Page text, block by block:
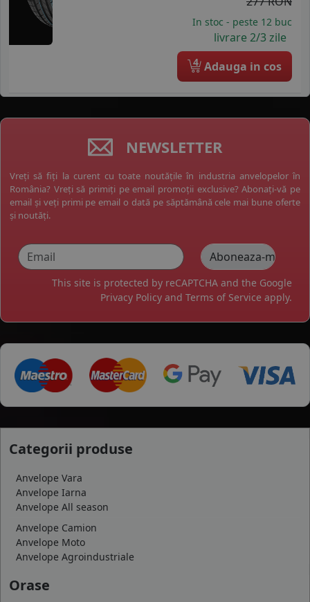
In stoc - peste 12 buc
livrare 2/3 zile
4 Adauga in cos
NEWSLETTER
Vreți să fiți la curent cu toate noutățile în industria anvelopelor în
România? Vreți să primiți pe email promoții exclusive? Abonați-vă pe
email și veți primi pe email o dată pe săptămână cele mai bune oferte
și noutăți.
This site is protected by reCAPTCHA and the Google
Privacy Policy and Terms of Service apply.
Categorii produse
Anvelope Vara
Anvelope Iarna
Anvelope All season
Anvelope Camion
Anvelope Moto
Anvelope Agroindustriale
Orase